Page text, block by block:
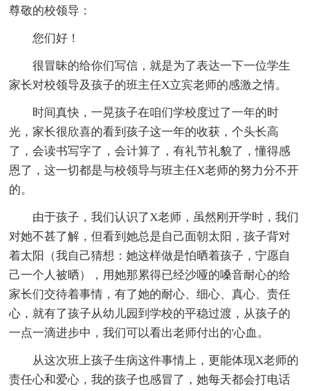
尊敬的校领导：
您们好！
很冒昧的给你们写信，就是为了表达一下一位学生
家长对校领导及孩子的班主任X立宾老师的感激之情。
时间真快，一晃孩子在咱们学校度过了一年的时
光，家长很欣喜的看到孩子这一年的收获，个头长高
了，会读书写字了，会计算了，有礼节礼貌了，懂得感
恩了，这一切都是与校领导与班主任X老师的努力分不开
的。
由于孩子，我们认识了X老师，虽然刚开学时，我们
对她不甚了解，但看到她总是自己面朝太阳，孩子背对
着太阳（我自己猜想：她这样做是怕晒着孩子，宁愿自
己一个人被晒），用她那累得已经沙哑的嗓音耐心的给
家长们交待着事情，有了她的耐心、细心、真心、责任
心，就有了孩子从幼儿园到学校的平稳过渡，从孩子的
一点一滴进步中，我们可以看出老师付出的'心血。
从这次班上孩子生病这件事情上，更能体现X老师的
责任心和爱心，我的孩子也感冒了，她每天都会打电话